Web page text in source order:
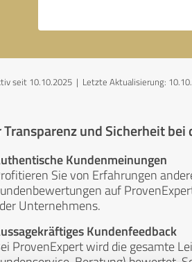
seit 10.10.2025 | Letzte Aktualisierung:
Transparenz und Sicherheit bei
Kundenmeinungen
Sie von Erfahrungen
auf
Unternehmens.
Kundenfeedback
ProvenExpert wird die gesamte